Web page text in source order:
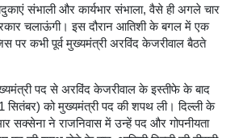
संभाली और कार्यभार संभाला, वैसे ही अगले चार
चलाऊंगी। इस दौरान आतिशी के बगल में एक
पर कभी पूर्व मुख्यमंत्री अरविंद केजरीवाल बैठते
पद से अरविंद केजरीवाल के इस्तीफे के बाद
सितंबर) को मुख्यमंत्री पद की शपथ ली। दिल्ली के
सक्सेना ने राजनिवास में उन्हें पद और गोपनीयता